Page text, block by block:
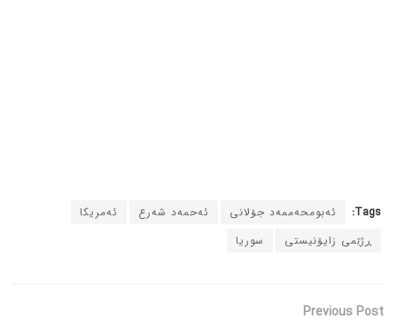
Tags: ئەبومحەممەد جۆلانی ئەحمەد شەرع
ئەمریکا
ڕژێمی زایۆنیستی
سوریا
Previous Post